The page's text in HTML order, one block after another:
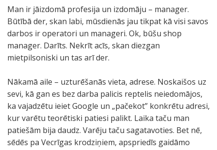
Man ir jāizdomā profesija un izdomāju – manager.
Būtībā der, skan labi, mūsdienās jau tikpat kā visi savos
darbos ir operatori un manageri. Ok, būšu shop
manager. Darīts. Nekrīt acīs, skan diezgan
mietpilsoniski un tas arī der.
Nākamā aile – uzturēšanās vieta, adrese. Noskaišos uz
sevi, kā gan es bez darba palicis reptelis neiedomājos,
ka vajadzētu ieiet Google un „pačekot” konkrētu adresi,
kur varētu teorētiski patiesi palikt. Laika taču man
patiešām bija daudz. Varēju taču sagatavoties. Bet nē,
sēdēs pa Vecrīgas krodziņiem, apspriedīs gaidāmo